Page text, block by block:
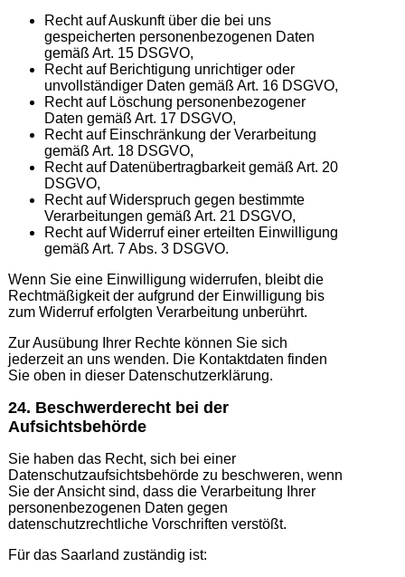
Recht auf Auskunft über die bei uns
gespeicherten personenbezogenen Daten
gemäß Art. 15 DSGVO,
Recht auf Berichtigung unrichtiger oder
unvollständiger Daten gemäß Art. 16 DSGVO,
Recht auf Löschung personenbezogener
Daten gemäß Art. 17 DSGVO,
Recht auf Einschränkung der Verarbeitung
gemäß Art. 18 DSGVO,
Recht auf Datenübertragbarkeit gemäß Art. 20
DSGVO,
Recht auf Widerspruch gegen bestimmte
Verarbeitungen gemäß Art. 21 DSGVO,
Recht auf Widerruf einer erteilten Einwilligung
gemäß Art. 7 Abs. 3 DSGVO.
Wenn Sie eine Einwilligung widerrufen, bleibt die
Rechtmäßigkeit der aufgrund der Einwilligung bis
zum Widerruf erfolgten Verarbeitung unberührt.
Zur Ausübung Ihrer Rechte können Sie sich
jederzeit an uns wenden. Die Kontaktdaten finden
Sie oben in dieser Datenschutzerklärung.
24. Beschwerderecht bei der
Aufsichtsbehörde
Sie haben das Recht, sich bei einer
Datenschutzaufsichtsbehörde zu beschweren, wenn
Sie der Ansicht sind, dass die Verarbeitung Ihrer
personenbezogenen Daten gegen
datenschutzrechtliche Vorschriften verstößt.
Für das Saarland zuständig ist: